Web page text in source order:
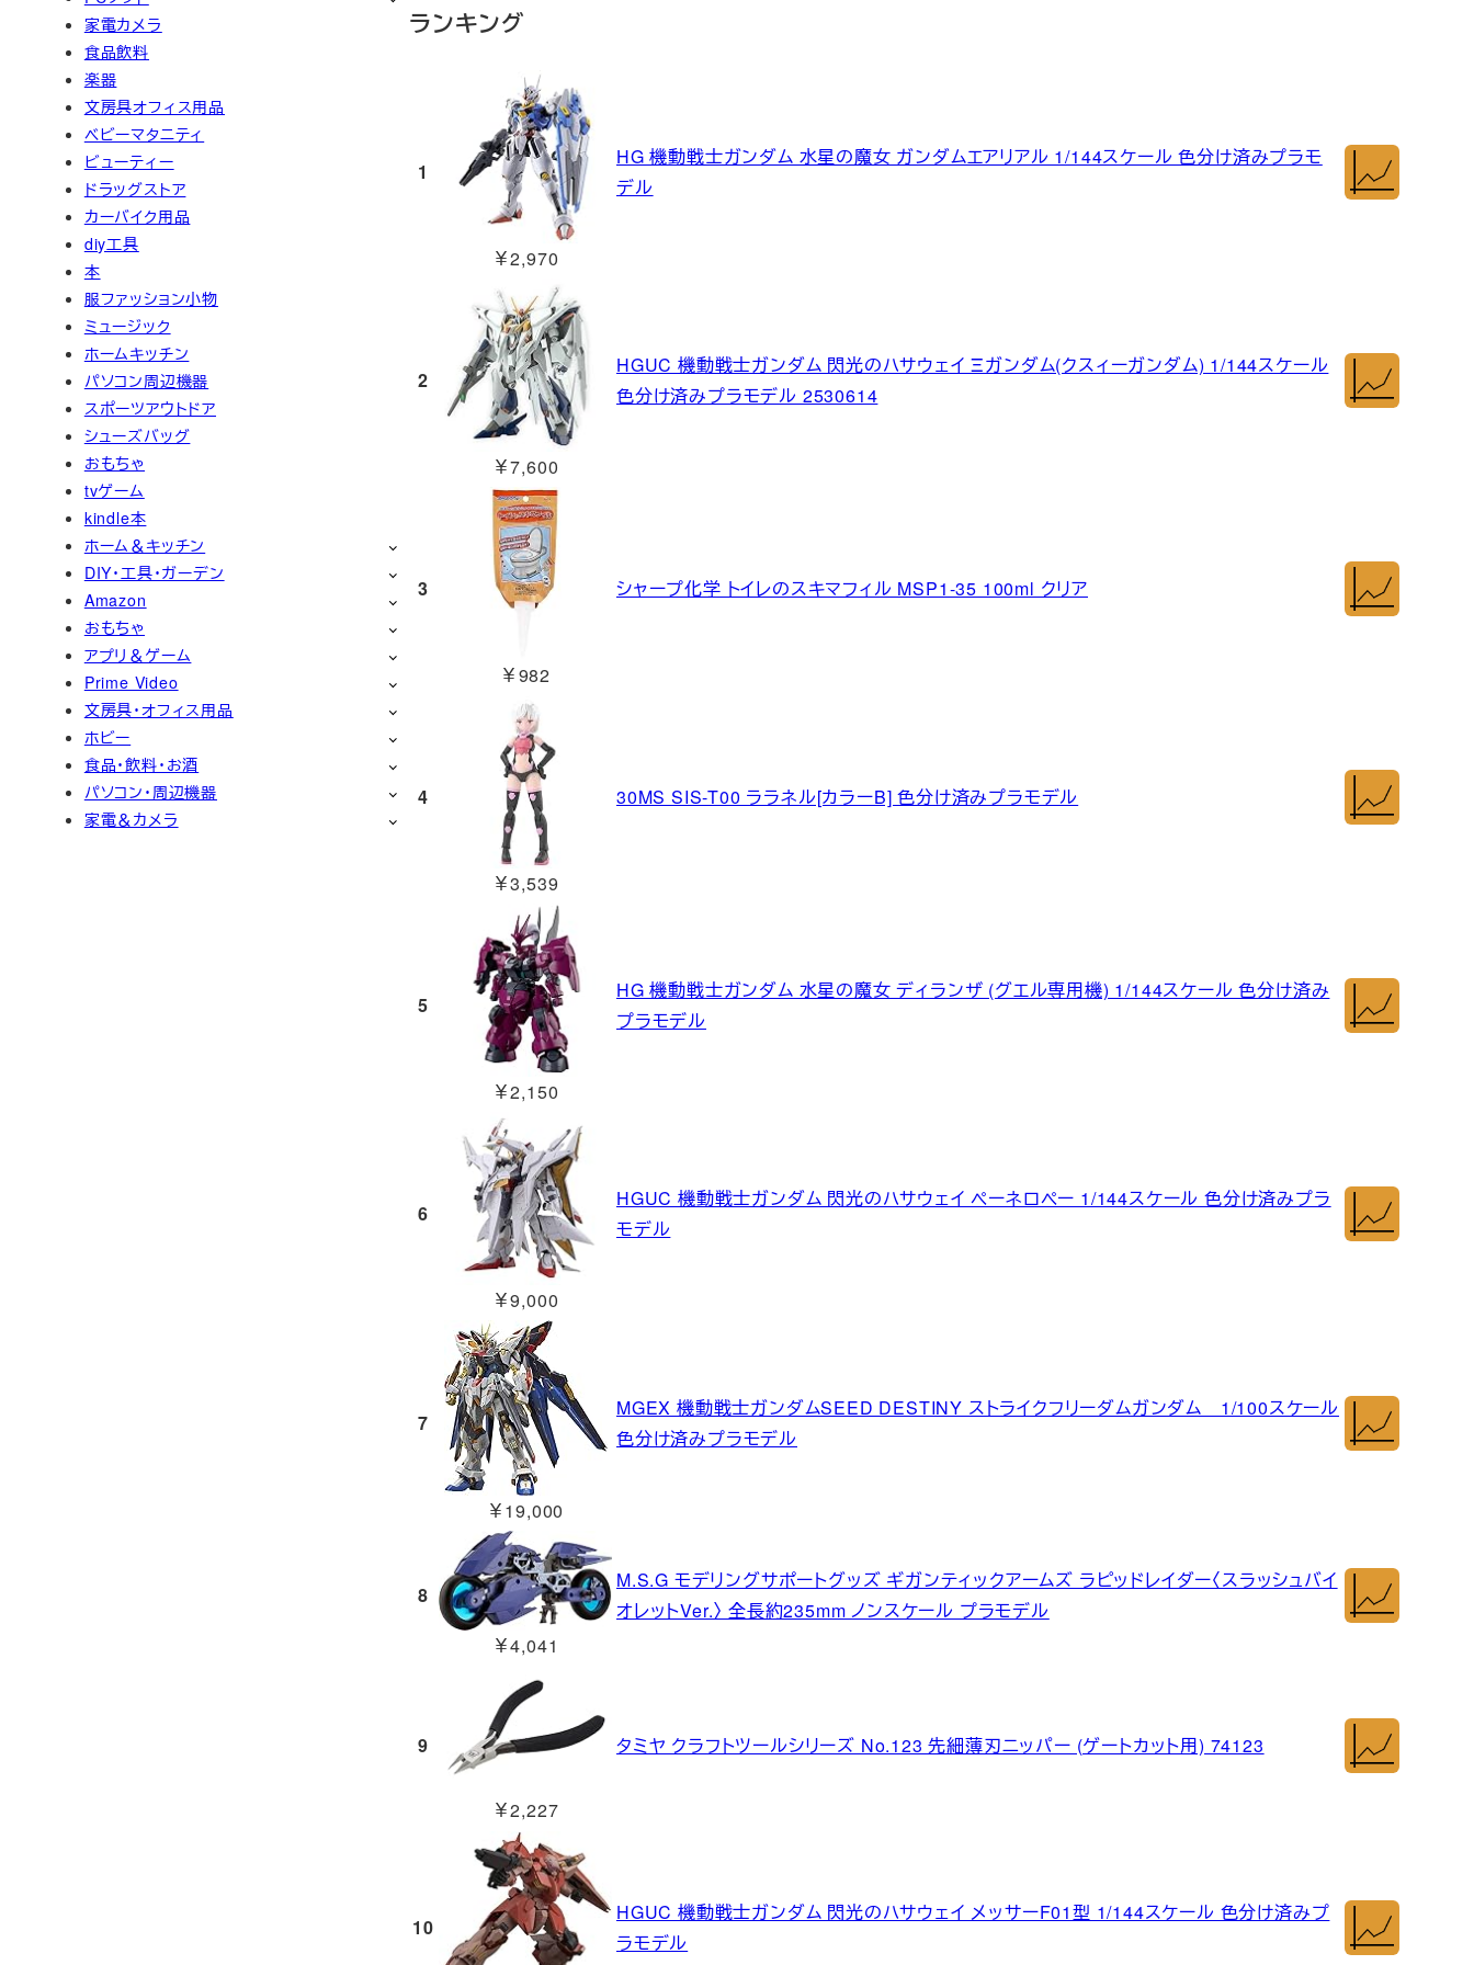
ランキング
1
￥2,970
HG 機動戦士ガンダム 水星の魔女 ガンダムエアリアル 1/144スケール 色分け済みプラモ
デル
2
￥7,600
HGUC 機動戦士ガンダム 閃光のハサウェイ Ξガンダム(クスィーガンダム) 1/144スケール
色分け済みプラモデル 2530614
3
￥982
シャープ化学 トイレのスキマフィル MSP1-35 100ml クリア
4
￥3,539
30MS SIS-T00 ララネル[カラーB] 色分け済みプラモデル
5
￥2,150
HG 機動戦士ガンダム 水星の魔女 ディランザ (グエル専用機) 1/144スケール 色分け済み
プラモデル
6
￥9,000
HGUC 機動戦士ガンダム 閃光のハサウェイ ペーネロペー 1/144スケール 色分け済みプラ
モデル
7
￥19,000
MGEX 機動戦士ガンダムSEED DESTINY ストライクフリーダムガンダム 1/100スケール
色分け済みプラモデル
8
￥4,041
M.S.G モデリングサポートグッズ ギガンティックアームズ ラピッドレイダー〈スラッシュバイ
オレットVer.〉 全長約235mm ノンスケール プラモデル
9
￥2,227
タミヤ クラフトツールシリーズ No.123 先細薄刃ニッパー (ゲートカット用) 74123
10
HGUC 機動戦士ガンダム 閃光のハサウェイ メッサーF01型 1/144スケール 色分け済みプ
ラモデル
家電カメラ
食品飲料
楽器
文房具オフィス用品
ベビーマタニティ
ビューティー
ドラッグストア
カーバイク用品
diy工具
本
服ファッション小物
ミュージック
ホームキッチン
パソコン周辺機器
スポーツアウトドア
シューズバッグ
おもちゃ
tvゲーム
kindle本
ホーム＆キッチン
DIY・工具・ガーデン
Amazon
おもちゃ
アプリ＆ゲーム
Prime Video
文房具・オフィス用品
ホビー
食品・飲料・お酒
パソコン・周辺機器
家電＆カメラ